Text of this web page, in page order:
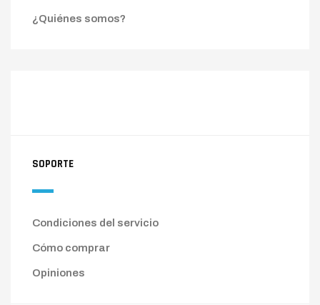
¿Quiénes somos?
SOPORTE
Condiciones del servicio
Cómo comprar
Opiniones